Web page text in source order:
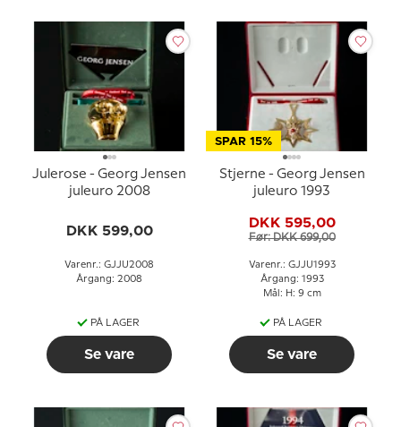
Julerose - Georg Jensen
juleuro 2008
DKK 599,00
Varenr.: GJJU2008
Årgang: 2008
PÅ LAGER
Se vare
SPAR 15%
Stjerne - Georg Jensen
juleuro 1993
DKK 595,00
Før: DKK 699,00
Varenr.: GJJU1993
Årgang: 1993
Mål: H: 9 cm
PÅ LAGER
Se vare